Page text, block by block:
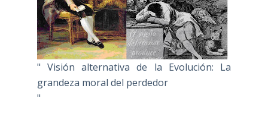
" Visión alternativa de la Evolución: La
grandeza moral del perdedor
"